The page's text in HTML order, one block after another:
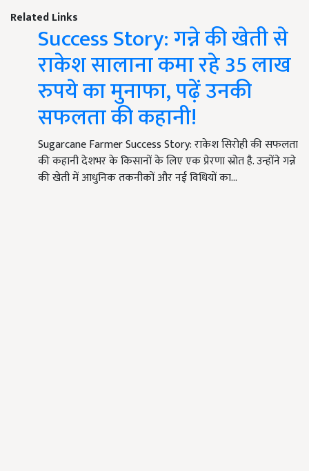
Related Links
Success Story: गन्ने की खेती से
राकेश सालाना कमा रहे 35 लाख
रुपये का मुनाफा, पढ़ें उनकी
सफलता की कहानी!
Sugarcane Farmer Success Story: राकेश सिरोही की सफलता
की कहानी देशभर के किसानों के लिए एक प्रेरणा स्रोत है. उन्होंने गन्ने
की खेती में आधुनिक तकनीकों और नई विधियों का…